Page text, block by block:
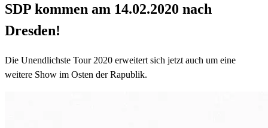
SDP kommen am 14.02.2020 nach
Dresden!
Die Unendlichste Tour 2020 erweitert sich jetzt auch um eine
weitere Show im Osten der Rapublik.